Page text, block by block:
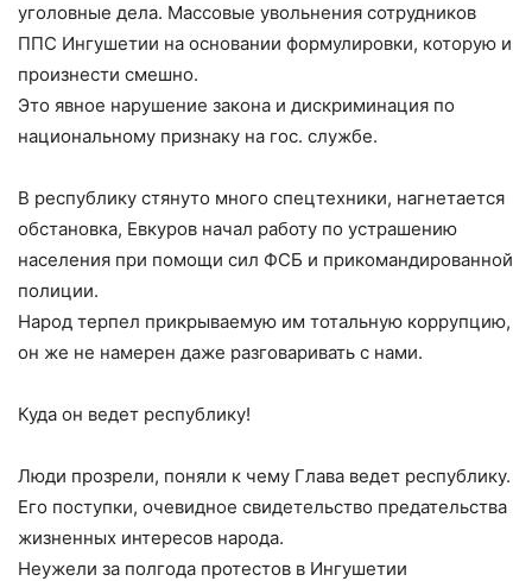
уголовные дела. Массовые увольнения сотрудников
ППС Ингушетии на основании формулировки, которую и
произнести смешно.
Это явное нарушение закона и дискриминация по
национальному признаку на гос. службе.
В республику стянуто много спецтехники, нагнетается
обстановка, Евкуров начал работу по устрашению
населения при помощи сил ФСБ и прикомандированной
полиции.
Народ терпел прикрываемую им тотальную коррупцию,
он же не намерен даже разговаривать с нами.
Куда он ведет республику!
Люди прозрели, поняли к чему Глава ведет республику.
Его поступки, очевидное свидетельство предательства
жизненных интересов народа.
Неужели за полгода протестов в Ингушетии